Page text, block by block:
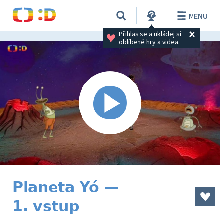
Přihlas se a ukládej si
oblíbené hry a videa.
MENU
Planeta Yó —
1. vstup